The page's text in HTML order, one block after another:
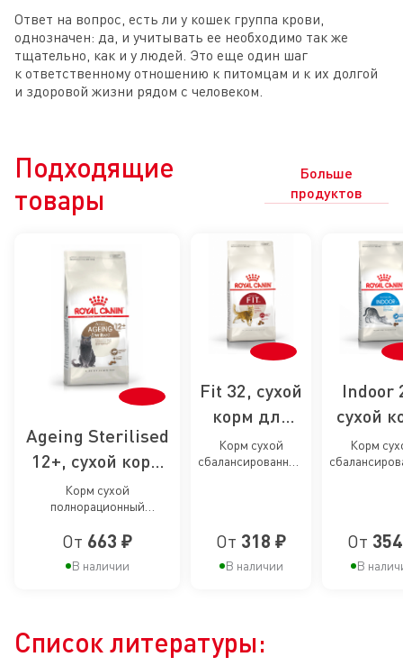
Ответ на вопрос, есть ли у кошек группа крови,
однозначен: да, и учитывать ее необходимо так же
тщательно, как и у людей. Это еще один шаг
к ответственному отношению к питомцам и к их долгой
и здоровой жизни рядом с человеком.
Подходящие
товары
Больше
продуктов
Ageing Sterilised
12+, сухой корм
для
стерилизованных
кошек старше 12
лет
Корм сухой
полнорационный
стерилизованных
возрасте старше 12 лет
От 663 ₽
В наличии
Fit 32, сухой
корм для
умеренно
активных
Корм сухой
сбалансированный
От 318 ₽
В наличии
Indoor
сухой
для
Корм
От
В
Список литературы: